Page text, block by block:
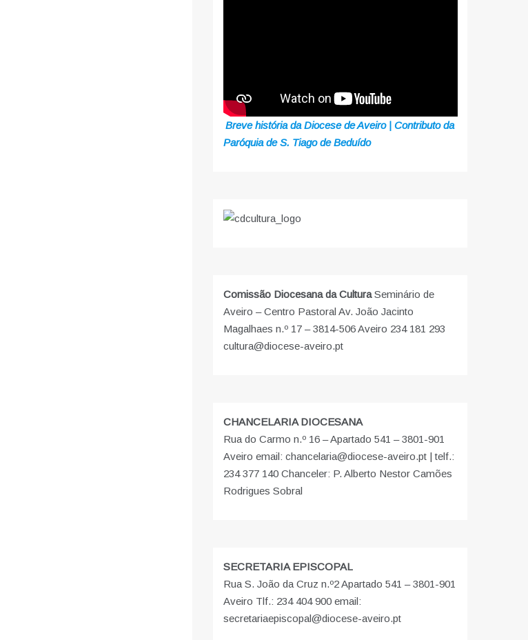
Breve história da Diocese de Aveiro | Contributo da
Paróquia de S. Tiago de Beduído
Comissão Diocesana da CulturaSeminário de
Aveiro – Centro Pastoral Av. João Jacinto
Magalhaes n.º 17 – 3814-506 Aveiro 234 181 293
cultura@diocese-aveiro.pt
CHANCELARIA DIOCESANA
Rua do Carmo n.º 16 – Apartado 541 – 3801-901
Aveiro email: chancelaria@diocese-aveiro.pt | telf.:
234 377 140 Chanceler: P. Alberto Nestor Camões
Rodrigues Sobral
SECRETARIA EPISCOPAL
Rua S. João da Cruz n.º2 Apartado 541 – 3801-901
Aveiro Tlf.: 234 404 900 email:
secretariaepiscopal@diocese-aveiro.pt